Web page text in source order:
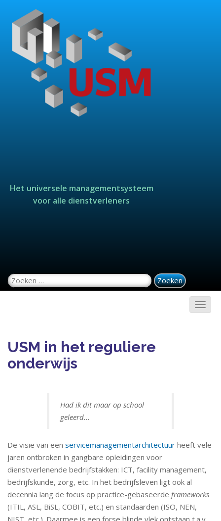
Het universele managementsysteem
voor alle dienstverleners
Zoeken naar:
USM in het reguliere
onderwijs
Had ik dit maar op school
geleerd...
De visie van een servicemanagementarchitectuur heeft vele
jaren ontbroken in gangbare opleidingen voor
dienstverlenende bedrijfstakken: ICT, facility management,
bedrijfskunde, zorg, etc. In het bedrijfsleven ligt ook al
decennia lang de focus op practice-gebaseerde frameworks
(ITIL, ASL, BiSL, COBIT, etc.) en standaarden (ISO, NEN,
NIST, etc.). Daarmee is een forse blinde vlek ontstaan t.a.v.